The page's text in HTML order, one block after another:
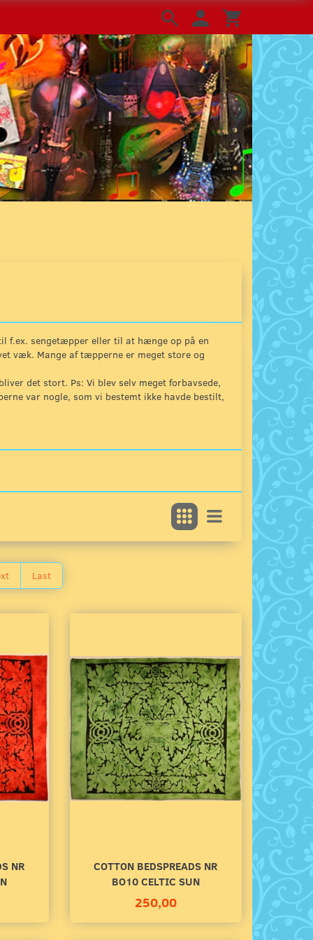
f.ex. sengetæpper eller til at hænge op på en
væk. Mange af tæpperne er meget store og
det stort. Ps: Vi blev selv meget forbavsede,
var nogle, som vi bestemt ikke havde bestilt,
Last
NR
COTTON BEDSPREADS NR
BO10 CELTIC SUN
250,00